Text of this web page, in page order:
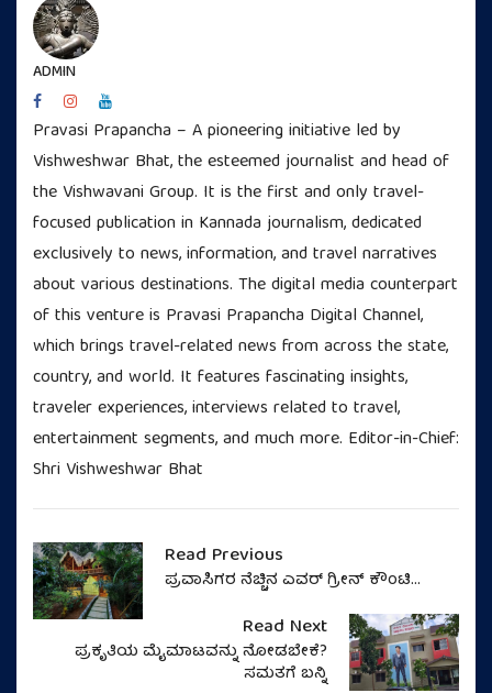
ADMIN
Pravasi Prapancha – A pioneering initiative led by
Vishweshwar Bhat, the esteemed journalist and head of
the Vishwavani Group. It is the first and only travel-
focused publication in Kannada journalism, dedicated
exclusively to news, information, and travel narratives
about various destinations. The digital media counterpart
of this venture is Pravasi Prapancha Digital Channel,
which brings travel-related news from across the state,
country, and world. It features fascinating insights,
traveler experiences, interviews related to travel,
entertainment segments, and much more. Editor-in-Chief:
Shri Vishweshwar Bhat
Read Previous
ಪ್ರವಾಸಿಗರ ನೆಚ್ಚಿನ ಎವರ್ ಗ್ರೀನ್ ಕೌಂಟಿ...
Read Next
ಪ್ರಕೃತಿಯ ಮೈಮಾಟವನ್ನು ನೋಡಬೇಕೆ?
ಸಮತಗೆ ಬನ್ನಿ